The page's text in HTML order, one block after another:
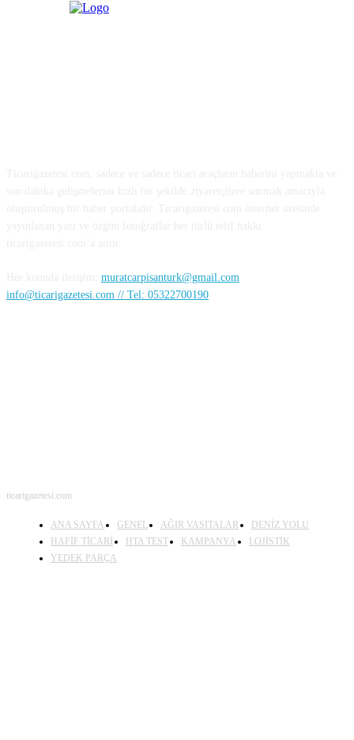
muratcarpisanturk@gmail.com
info@ticarigazetesi.com // Tel: 05322700190
ticarigazetesi.com
ANA SAYFA GENEL AĞIR VASITALAR
DENİZ YOLU
HAFİF TİCARİ
HTA TEST KAMPANYA
LOJİSTİK
YEDEK PARÇA